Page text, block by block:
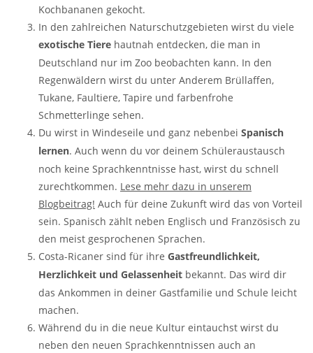
Kochbananen gekocht.
In den zahlreichen Naturschutzgebieten wirst du viele
exotische Tiere hautnah entdecken, die man in
Deutschland nur im Zoo beobachten kann. In den
Regenwäldern wirst du unter Anderem Brüllaffen,
Tukane, Faultiere, Tapire und farbenfrohe
Schmetterlinge sehen.
Du wirst in Windeseile und ganz nebenbei Spanisch
lernen. Auch wenn du vor deinem Schüleraustausch
noch keine Sprachkenntnisse hast, wirst du schnell
zurechtkommen. Lese mehr dazu in unserem
Blogbeitrag! Auch für deine Zukunft wird das von Vorteil
sein. Spanisch zählt neben Englisch und Französisch zu
den meist gesprochenen Sprachen.
Costa-Ricaner sind für ihre Gastfreundlichkeit,
Herzlichkeit und Gelassenheit bekannt. Das wird dir
das Ankommen in deiner Gastfamilie und Schule leicht
machen.
Während du in die neue Kultur eintauchst wirst du
neben den neuen Sprachkenntnissen auch an